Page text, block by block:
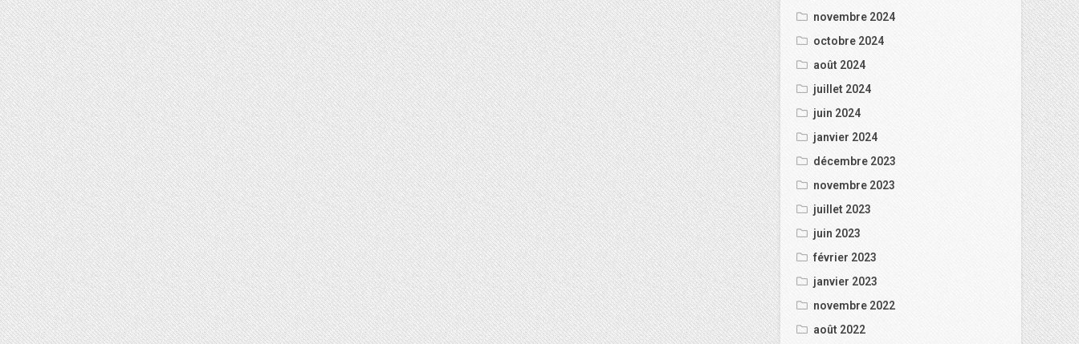
novembre 2024
octobre 2024
août 2024
juillet 2024
juin 2024
janvier 2024
décembre 2023
novembre 2023
juillet 2023
juin 2023
février 2023
janvier 2023
novembre 2022
août 2022